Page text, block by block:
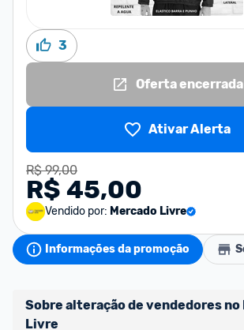
3
Oferta encerrada
Ativar Alerta
R$ 99,00
R$ 45,00
Vendido por: Mercado Livre
Informações da promoção
Sobre alteração de vendedores no
Livre